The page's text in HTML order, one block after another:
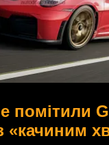
помітили
«качиним